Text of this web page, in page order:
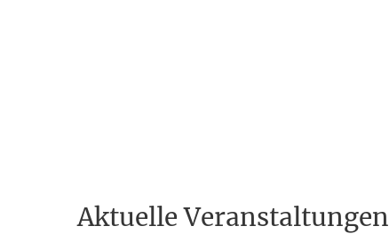
Aktuelle Veranstaltungen